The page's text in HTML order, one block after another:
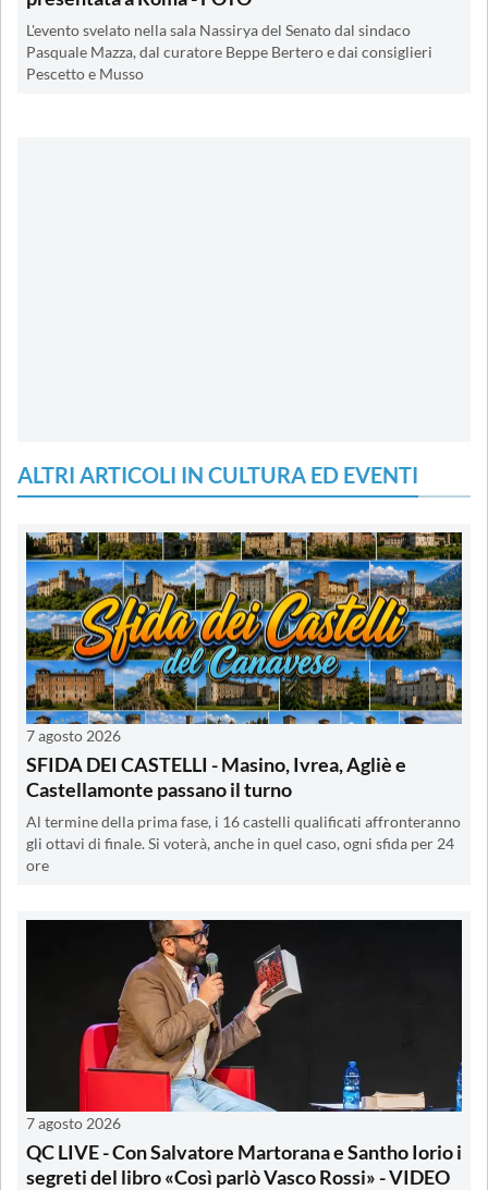
L'evento svelato nella sala Nassirya del Senato dal sindaco
Pasquale Mazza, dal curatore Beppe Bertero e dai consiglieri
Pescetto e Musso
ALTRI ARTICOLI IN CULTURA ED EVENTI
7 agosto 2026
SFIDA DEI CASTELLI - Masino, Ivrea, Agliè e
Castellamonte passano il turno
Al termine della prima fase, i 16 castelli qualificati affronteranno
gli ottavi di finale. Si voterà, anche in quel caso, ogni sfida per 24
ore
7 agosto 2026
QC LIVE - Con Salvatore Martorana e Santho Iorio i
segreti del libro «Così parlò Vasco Rossi» - VIDEO